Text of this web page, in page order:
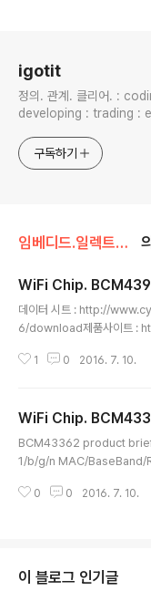
igotit
정의. 관계. 클리어. : coding : making : creating :
developing : trading :
구독하기
임베디드.일렉트로닉스
WiFi Chip.
데이터 시트 : http://
6/download제품사이트 :
nectivity : http://
1 0 2016. 7. 10.
WiFi Chip.
BCM43362 product
1/b/g/n MAC/BaseBand/
h on chip memory. -
ectivity : http://
0 0 2016. 7. 10.
이 블로그 인기글